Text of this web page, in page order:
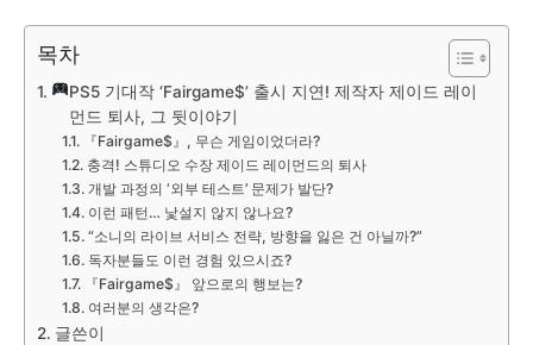
목차
PS5 기대작 ‘Fairgame$’ 출시 지연! 제작자 제이드 레이
먼드 퇴사, 그 뒷이야기
『Fairgame$』, 무슨 게임이었더라?
충격! 스튜디오 수장 제이드 레이먼드의 퇴사
개발 과정의 ‘외부 테스트’ 문제가 발단?
이런 패턴… 낯설지 않지 않나요?
“소니의 라이브 서비스 전략, 방향을 잃은 건 아닐까?”
독자분들도 이런 경험 있으시죠?
『Fairgame$』 앞으로의 행보는?
여러분의 생각은?
글쓴이